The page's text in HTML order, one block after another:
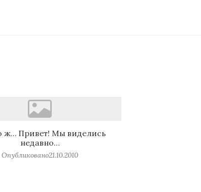
ж… Привет! Мы виделись
недавно…
Опубликовано21.10.2010